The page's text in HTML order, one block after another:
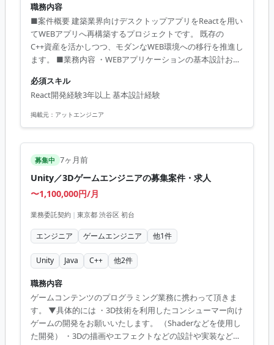
職務内容
■案件概要 建築業界向けデスクトップアプリをReactを用い
てWEBアプリへ再構築するプロジェクトです。 既存の
C++資産を活かしつつ、モダンなWEB環境への移行を推進し
ます。 ■業務内容 ・WEBアプリケーションの基本設計およ
よびコンポーネント開発。 ・既存C++ロジックのWEB環境
への移植および最適化。 ■開発環境 JavaScript, TypeScript,
Java, C++, React, Spring, Azure
必須スキル
React開発経験3年以上 基本設計経験
掲載元： アットエンジニア
募集中 7ヶ月前
Unity／3Dゲームエンジニアの募集案件・求人
〜1,100,000円/月
業務委託契約 | 東京都 渋谷区 初台
エンジニア ゲームエンジニア 他1件
Unity Java C++ 他2件
職務内容
ゲームコンテンツのプログラミング業務に携わって頂きま
す。 ▼具体的には ・3D技術を利用したコンシューマー向け
ゲームの開発をお願いいたします。 （Shaderなどを使用し
た開発） ・3Dの描画やエフェクトなどの設計や実装などを